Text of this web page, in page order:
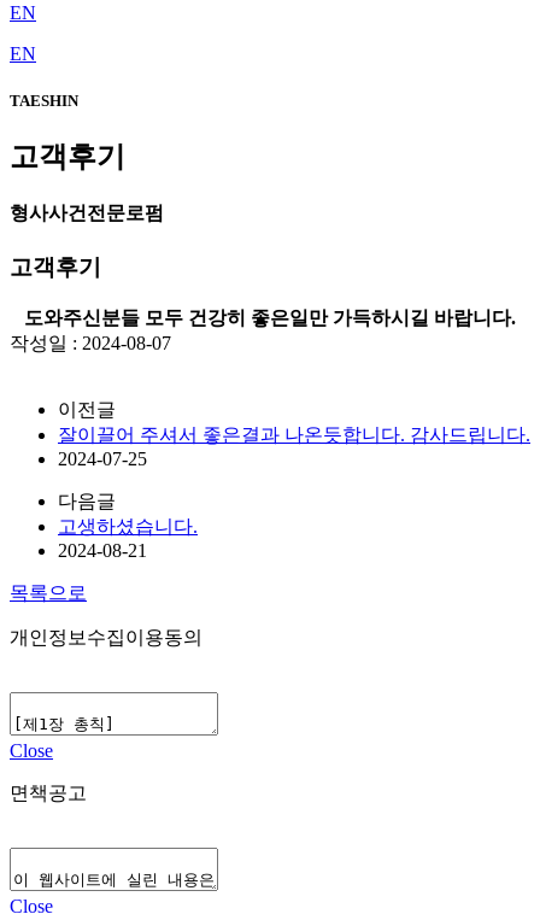
EN
EN
TAESHIN
고객후기
형사사건전문로펌
고객후기
도와주신분들 모두 건강히 좋은일만 가득하시길 바랍니다.
작성일 : 2024-08-07
이전글
잘이끌어 주셔서 좋은결과 나온듯합니다. 감사드립니다.
2024-07-25
다음글
고생하셨습니다.
2024-08-21
목록으로
개인정보수집이용동의
Close
면책공고
Close